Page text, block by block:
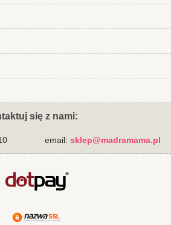
się z nami:
email: sklep@madramama.pl